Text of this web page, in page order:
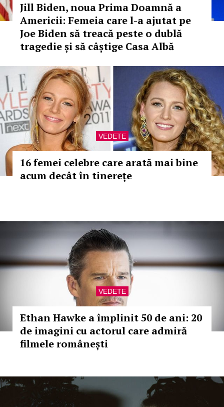
Jill Biden, noua Prima Doamnă a
Americii: Femeia care l-a ajutat pe
Joe Biden să treacă peste o dublă
tragedie și să câștige Casa Albă
VEDETE
16 femei celebre care arată mai bine
acum decât în tinerețe
VEDETE
Ethan Hawke a împlinit 50 de ani: 20
de imagini cu actorul care admiră
filmele românești